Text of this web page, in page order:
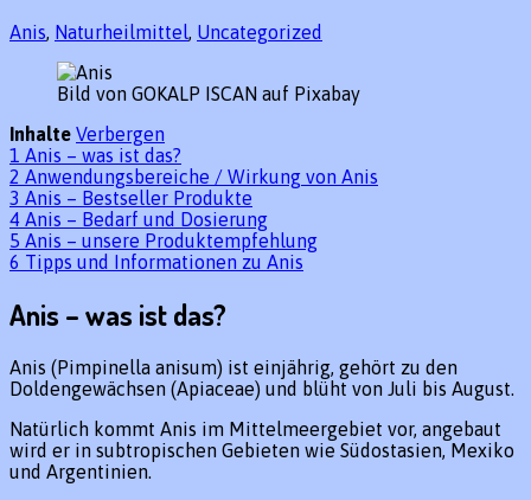
Anis, Naturheilmittel, Uncategorized
Bild von GOKALP ISCAN auf Pixabay
Inhalte Verbergen
1 Anis – was ist das?
2 Anwendungsbereiche / Wirkung von Anis
3 Anis – Bestseller Produkte
4 Anis – Bedarf und Dosierung
5 Anis – unsere Produktempfehlung
6 Tipps und Informationen zu Anis
Anis – was ist das?
Anis (Pimpinella anisum) ist einjährig, gehört zu den
Doldengewächsen (Apiaceae) und blüht von Juli bis August.
Natürlich kommt Anis im Mittelmeergebiet vor, angebaut
wird er in subtropischen Gebieten wie Südostasien, Mexiko
und Argentinien.